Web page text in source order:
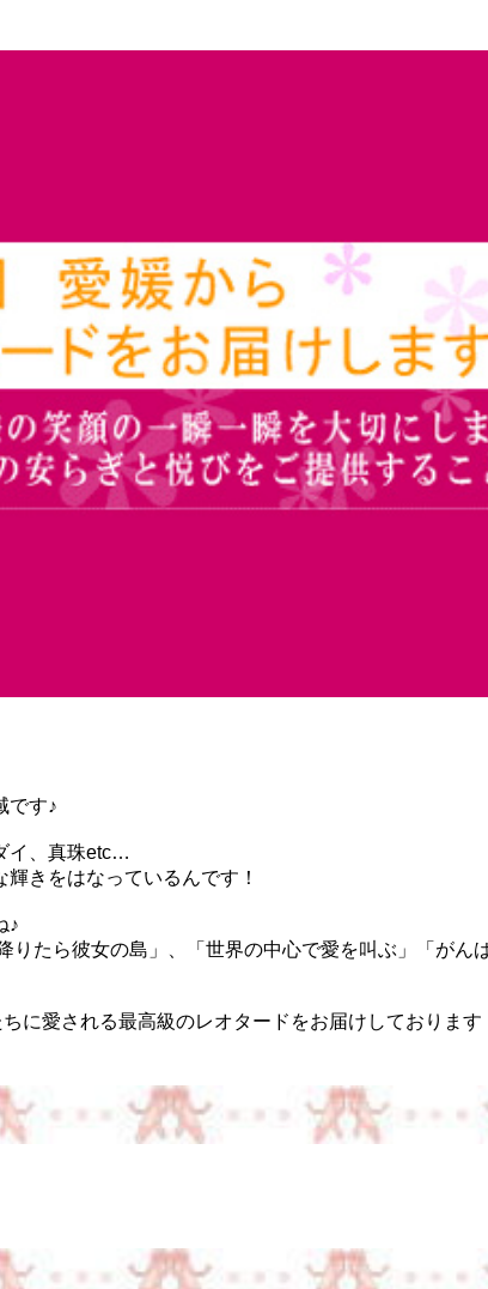
です♪
イ、真珠etc…
きをはなっているんです！
♪
たら彼女の島」、「世界の中心で愛を叫ぶ」「がん
に愛される最高級のレオタードをお届けしております